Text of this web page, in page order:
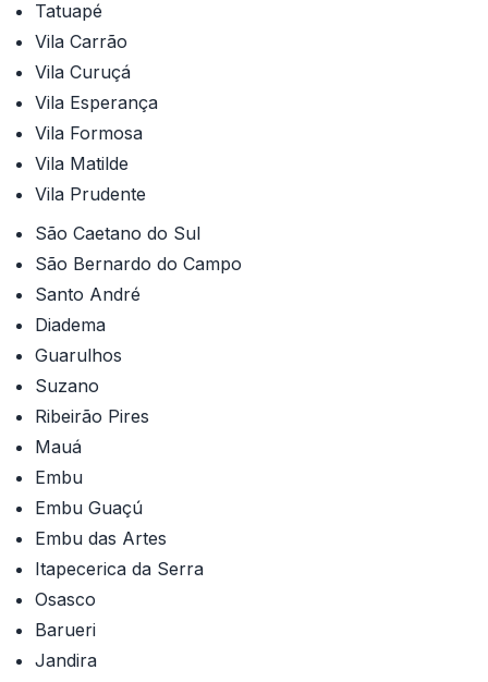
Tatuapé
Vila Carrão
Vila Curuçá
Vila Esperança
Vila Formosa
Vila Matilde
Vila Prudente
São Caetano do Sul
São Bernardo do Campo
Santo André
Diadema
Guarulhos
Suzano
Ribeirão Pires
Mauá
Embu
Embu Guaçú
Embu das Artes
Itapecerica da Serra
Osasco
Barueri
Jandira